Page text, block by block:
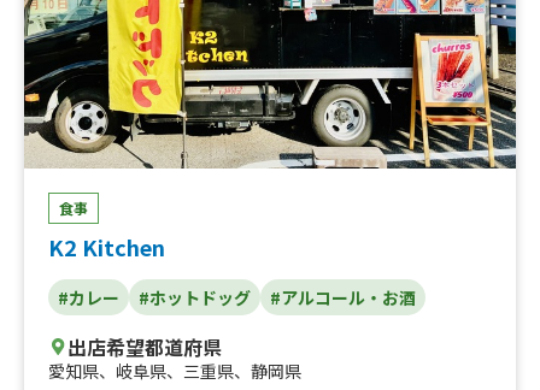
食事
K2 Kitchen
#カレー #ホットドッグ #アルコール・お酒
出店希望都道府県
愛知県、 岐阜県、 三重県、 静岡県